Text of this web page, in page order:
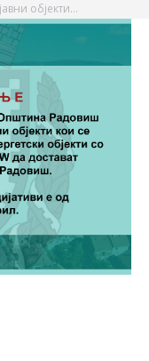
објекти…